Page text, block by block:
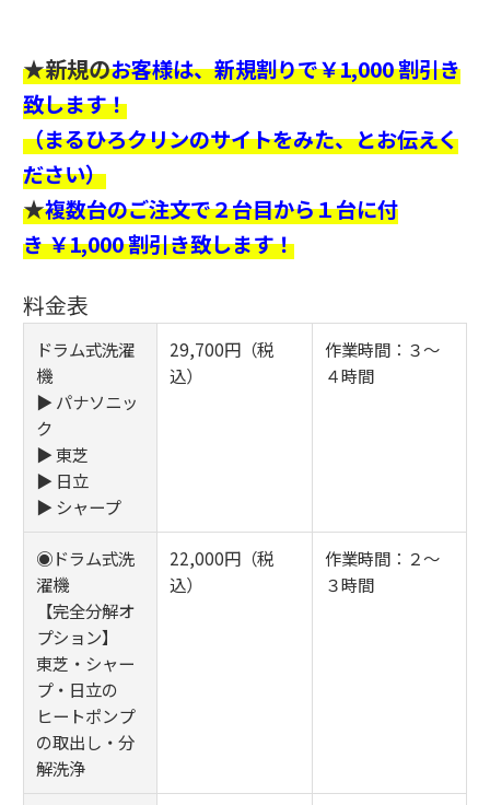
★新規のお客様は、新規割りで￥1,000 割引き
致します！
（まるひろクリンのサイトをみた、とお伝えく
ださい）
★複数台のご注文で２台目から１台に付
き ￥1,000 割引き致します！
料金表
ドラム式洗濯
機
▶ パナソニッ
ク
▶ 東芝
▶ 日立
▶ シャープ
29,700円（税
込）
作業時間：３～
４時間
◉ドラム式洗
濯機
【完全分解オ
プション】
東芝・シャー
プ・日立の
ヒートポンプ
の取出し・分
解洗浄
22,000円（税
込）
作業時間：２～
３時間